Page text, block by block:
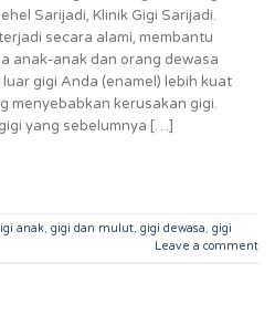
Sarijadi, Klinik Gigi Sarijadi.
secara alami, membantu
anak-anak dan orang dewasa
gigi Anda (enamel) lebih kuat
menyebabkan kerusakan gigi.
yang sebelumnya […]
anak, gigi dan mulut, gigi dewasa, gigi
Leave a comment